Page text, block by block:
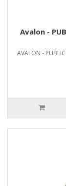
Avalon -
AVALON -